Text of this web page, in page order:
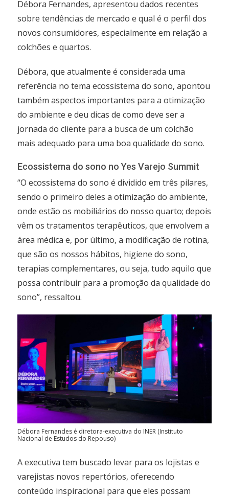
Débora Fernandes, apresentou dados recentes
sobre tendências de mercado e qual é o perfil dos
novos consumidores, especialmente em relação a
colchões e quartos.
Débora, que atualmente é considerada uma
referência no tema ecossistema do sono, apontou
também aspectos importantes para a otimização
do ambiente e deu dicas de como deve ser a
jornada do cliente para a busca de um colchão
mais adequado para uma boa qualidade do sono.
Ecossistema do sono no Yes Varejo Summit
“O ecossistema do sono é dividido em três pilares,
sendo o primeiro deles a otimização do ambiente,
onde estão os mobiliários do nosso quarto; depois
vêm os tratamentos terapêuticos, que envolvem a
área médica e, por último, a modificação de rotina,
que são os nossos hábitos, higiene do sono,
terapias complementares, ou seja, tudo aquilo que
possa contribuir para a promoção da qualidade do
sono”, ressaltou.
Débora Fernandes é diretora-executiva do INER (Instituto
Nacional de Estudos do Repouso)
A executiva tem buscado levar para os lojistas e
varejistas novos repertórios, oferecendo
conteúdo inspiracional para que eles possam